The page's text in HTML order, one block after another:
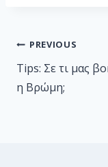
PREVIOUS
Tips: Σε τι μας
η Βρώμη;